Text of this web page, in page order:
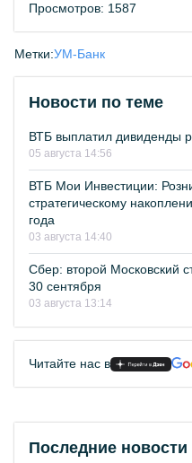
Просмотров: 1587
Метки:УМ-Банк
Новости по теме
ВТБ выплатил дивиденды
05 августа 14:56
ВТБ Мои Инвестиции:
стратегическому
года
03 августа 14:40
Сбер: второй Московский
30 сентября
03 августа 13:14
Читайте нас в
Последние новости